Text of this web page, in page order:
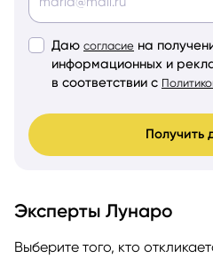
Даю согласие на
информационных и
в соответствии с
Получить
Эксперты Лунаро
Выберите того, кто